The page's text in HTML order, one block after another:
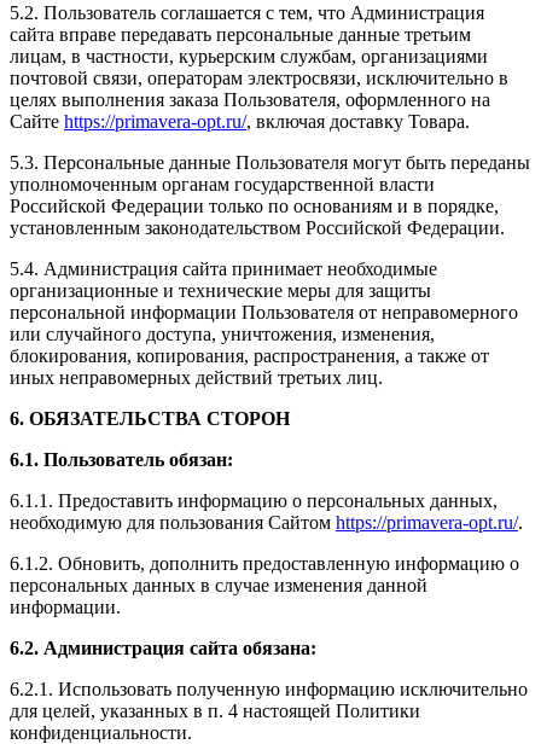
5.2. Пользователь соглашается с тем, что Администрация
сайта вправе передавать персональные данные третьим
лицам, в частности, курьерским службам, организациями
почтовой связи, операторам электросвязи, исключительно в
целях выполнения заказа Пользователя, оформленного на
Сайте https://primavera-opt.ru/, включая доставку Товара.
5.3. Персональные данные Пользователя могут быть переданы
уполномоченным органам государственной власти
Российской Федерации только по основаниям и в порядке,
установленным законодательством Российской Федерации.
5.4. Администрация сайта принимает необходимые
организационные и технические меры для защиты
персональной информации Пользователя от неправомерного
или случайного доступа, уничтожения, изменения,
блокирования, копирования, распространения, а также от
иных неправомерных действий третьих лиц.
6. ОБЯЗАТЕЛЬСТВА СТОРОН
6.1. Пользователь обязан:
6.1.1. Предоставить информацию о персональных данных,
необходимую для пользования Сайтом https://primavera-opt.ru/.
6.1.2. Обновить, дополнить предоставленную информацию о
персональных данных в случае изменения данной
информации.
6.2. Администрация сайта обязана:
6.2.1. Использовать полученную информацию исключительно
для целей, указанных в п. 4 настоящей Политики
конфиденциальности.